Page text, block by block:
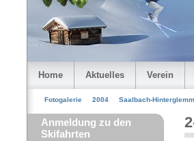
Home Aktuelles Verein
Fotogalerie 2004 Saalbach-Hinterglemm
Anmeldung zu den
Skifahrten